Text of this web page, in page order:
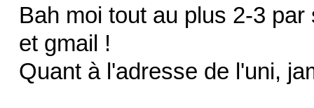
Bah moi tout au plus 2-3
et gmail !
Quant à l'adresse de l'uni,